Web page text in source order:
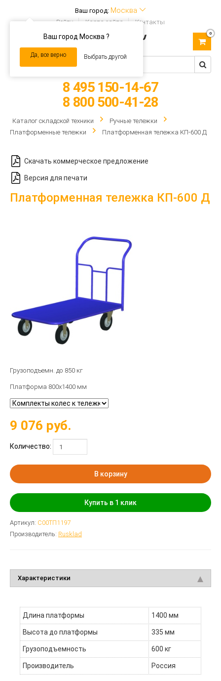
Ваш город: Москва
Ваш город Москва ?
Да, все верно Выбрать другой
Войти Карта сайта Контакты
navigation
0
8 495 150-14-67
8 800 500-41-28
Каталог складской техники
Ручные тележки
Платформенные тележки
Платформенная тележка КП-600 Д
Скачать коммерческое предложение
Версия для печати
Платформенная тележка КП-600 Д
Грузоподъемн. до 850 кг
Платформа 800х1400 мм
9 076 руб.
Количество:
В корзину
Купить в 1 клик
Артикул: С00ТП1197
Производитель: Rusklad
Характеристики
Длина платформы 1400 мм
Высота до платформы 335 мм
Грузоподъемность 600 кг
Производитель Россия